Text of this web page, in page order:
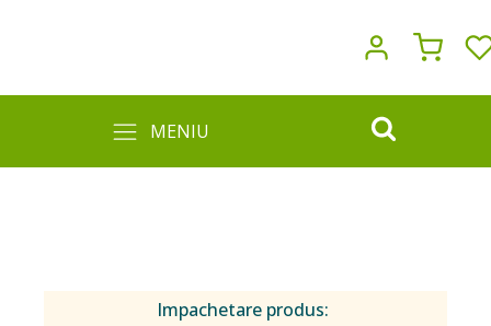
MENIU
Impachetare produs: